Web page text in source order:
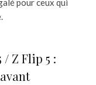
pour ceux qui
/ Z Flip 5 :